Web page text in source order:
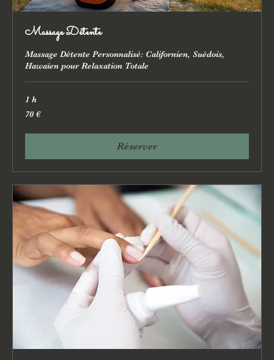
Massage Détente
Massage Détente Personnalisé: Californien, Suédois,
Hawaïen pour Relaxation Totale
1 h
70
euros
70 €
Réserver